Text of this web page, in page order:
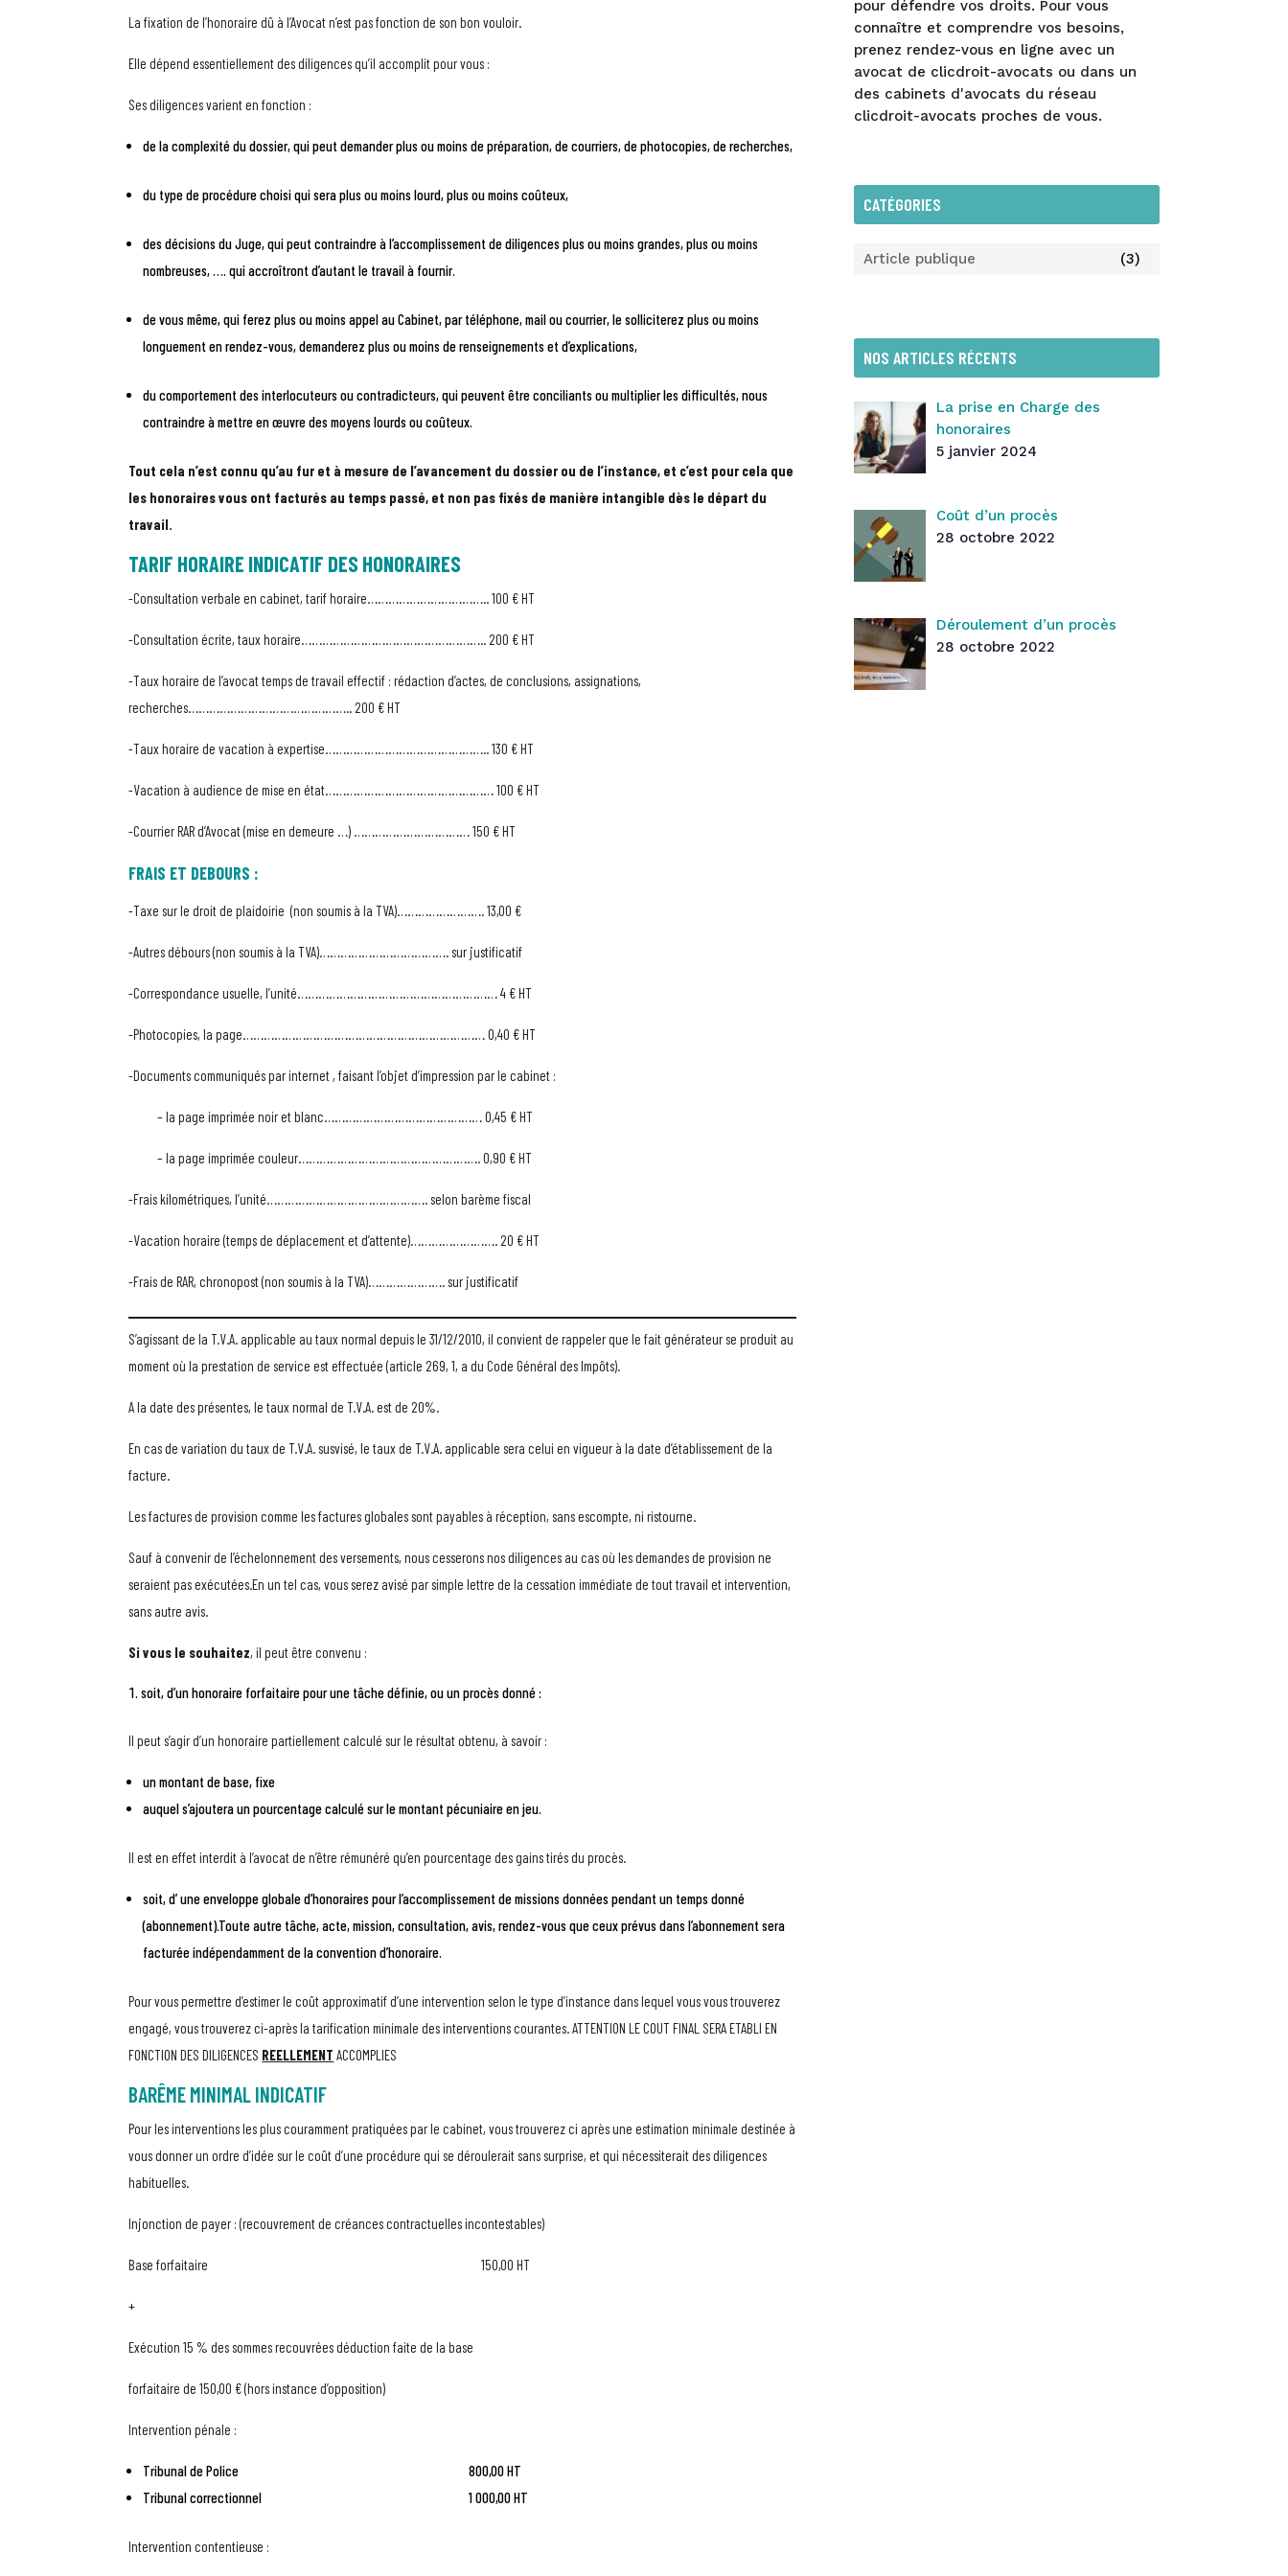
La fixation de l’honoraire dû à l’Avocat n’est pas fonction de son bon vouloir.
Elle dépend essentiellement des diligences qu’il accomplit pour vous :
Ses diligences varient en fonction :
de la complexité du dossier, qui peut demander plus ou moins de préparation, de courriers, de photocopies, de recherches,
du type de procédure choisi qui sera plus ou moins lourd, plus ou moins coûteux,
des décisions du Juge, qui peut contraindre à l’accomplissement de diligences plus ou moins grandes, plus ou moins
nombreuses, …. qui accroîtront d’autant le travail à fournir.
de vous même, qui ferez plus ou moins appel au Cabinet, par téléphone, mail ou courrier, le solliciterez plus ou moins
longuement en rendez-vous, demanderez plus ou moins de renseignements et d’explications,
du comportement des interlocuteurs ou contradicteurs, qui peuvent être conciliants ou multiplier les difficultés, nous
contraindre à mettre en œuvre des moyens lourds ou coûteux.
Tout cela n’est connu qu’au fur et à mesure de l’avancement du dossier ou de l’instance, et c’est pour cela que
les honoraires vous ont facturés au temps passé, et non pas fixés de manière intangible dès le départ du
travail.
TARIF HORAIRE INDICATIF DES HONORAIRES
-Consultation verbale en cabinet, tarif horaire…………………………….. 100 € HT
-Consultation écrite, taux horaire…………………………………………….. 200 € HT
-Taux horaire de l’avocat temps de travail effectif : rédaction d’actes, de conclusions, assignations,
recherches……………………………………….. 200 € HT
-Taux horaire de vacation à expertise……………………………………….. 130 € HT
-Vacation à audience de mise en état………………………………………… 100 € HT
-Courrier RAR d’Avocat (mise en demeure …) …………………………… 150 € HT
FRAIS ET DEBOURS :
-Taxe sur le droit de plaidoirie (non soumis à la TVA)……………………. 13,00 €
-Autres débours (non soumis à la TVA)………………………………. sur justificatif
-Correspondance usuelle, l’unité………………………………………………… 4 € HT
-Photocopies, la page…………………………………………………………… 0,40 € HT
-Documents communiqués par internet , faisant l’objet d’impression par le cabinet :
– la page imprimée noir et blanc……………………………………… 0,45 € HT
– la page imprimée couleur……………………………………………. 0,90 € HT
-Frais kilométriques, l’unité………………………………………. selon barème fiscal
-Vacation horaire (temps de déplacement et d’attente)……………………. 20 € HT
-Frais de RAR, chronopost (non soumis à la TVA)…………………. sur justificatif
S’agissant de la T.V.A. applicable au taux normal depuis le 31/12/2010, il convient de rappeler que le fait générateur se produit au
moment où la prestation de service est effectuée (article 269, 1, a du Code Général des Impôts).
A la date des présentes, le taux normal de T.V.A. est de 20%.
En cas de variation du taux de T.V.A. susvisé, le taux de T.V.A. applicable sera celui en vigueur à la date d’établissement de la
facture.
Les factures de provision comme les factures globales sont payables à réception, sans escompte, ni ristourne.
Sauf à convenir de l’échelonnement des versements, nous cesserons nos diligences au cas où les demandes de provision ne
seraient pas exécutées.En un tel cas, vous serez avisé par simple lettre de la cessation immédiate de tout travail et intervention,
sans autre avis.
Si vous le souhaitez, il peut être convenu :
soit, d’un honoraire forfaitaire pour une tâche définie, ou un procès donné :
Il peut s’agir d’un honoraire partiellement calculé sur le résultat obtenu, à savoir :
un montant de base, fixe
auquel s’ajoutera un pourcentage calculé sur le montant pécuniaire en jeu.
Il est en effet interdit à l’avocat de n’être rémunéré qu’en pourcentage des gains tirés du procès.
soit, d’ une enveloppe globale d’honoraires pour l’accomplissement de missions données pendant un temps donné
(abonnement).Toute autre tâche, acte, mission, consultation, avis, rendez-vous que ceux prévus dans l’abonnement sera
facturée indépendamment de la convention d’honoraire.
Pour vous permettre d’estimer le coût approximatif d’une intervention selon le type d’instance dans lequel vous vous trouverez
engagé, vous trouverez ci-après la tarification minimale des interventions courantes. ATTENTION LE COUT FINAL SERA ETABLI EN
FONCTION DES DILIGENCES REELLEMENT ACCOMPLIES
BARÊME MINIMAL INDICATIF
Pour les interventions les plus couramment pratiquées par le cabinet, vous trouverez ci après une estimation minimale destinée à
vous donner un ordre d’idée sur le coût d’une procédure qui se déroulerait sans surprise, et qui nécessiterait des diligences
habituelles.
Injonction de payer : (recouvrement de créances contractuelles incontestables)
Base forfaitaire 150,00 HT
+
Exécution 15 % des sommes recouvrées déduction faite de la base
forfaitaire de 150,00 € (hors instance d’opposition)
Intervention pénale :
Tribunal de Police 800,00 HT
Tribunal correctionnel 1 000,00 HT
Intervention contentieuse :
pour défendre vos droits. Pour vous
connaître et comprendre vos besoins,
prenez rendez-vous en ligne avec un
avocat de clicdroit-avocats ou dans un
des cabinets d'avocats du réseau
clicdroit-avocats proches de vous.
CATÉGORIES
Article publique (3)
NOS ARTICLES RÉCENTS
La prise en Charge des
honoraires
5 janvier 2024
Coût d’un procès
28 octobre 2022
Déroulement d’un procès
28 octobre 2022